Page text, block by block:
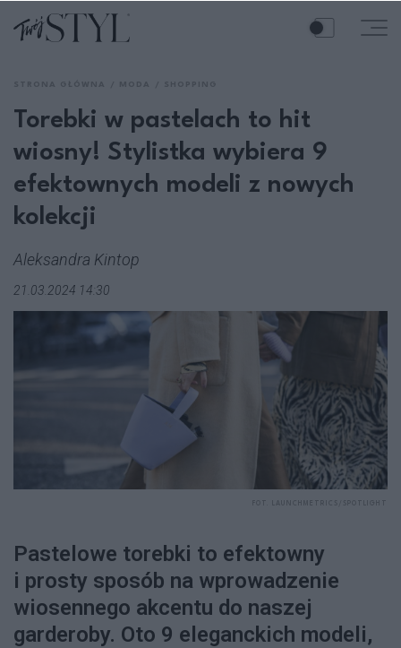
Torebki w pastelach to hit
wiosny! Stylistka wybiera 9
efektownych modeli z nowych
kolekcji
Aleksandra Kintop
21.03.2024 14:30
Pastelowe torebki to efektowny
i prosty sposób na wprowadzenie
wiosennego akcentu do naszej
garderoby. Oto 9 eleganckich modeli,